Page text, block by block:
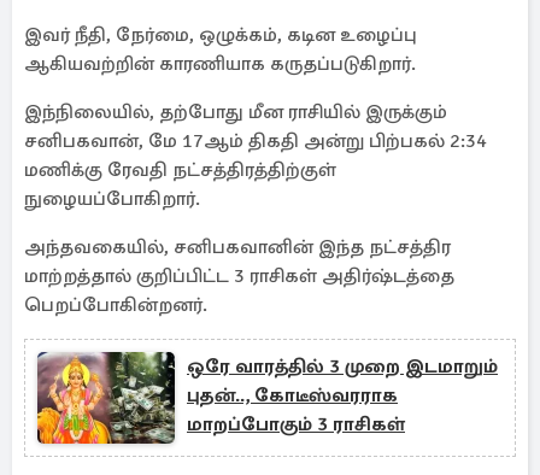
இவர் நீதி, நேர்மை, ஒழுக்கம், கடின உழைப்பு
ஆகியவற்றின் காரணியாக கருதப்படுகிறார்.
இந்நிலையில், தற்போது மீன ராசியில் இருக்கும்
சனிபகவான், மே 17ஆம் திகதி அன்று பிற்பகல் 2:34
மணிக்கு ரேவதி நட்சத்திரத்திற்குள்
நுழையப்போகிறார்.
அந்தவகையில், சனிபகவானின் இந்த நட்சத்திர
மாற்றத்தால் குறிப்பிட்ட 3 ராசிகள் அதிர்ஷ்டத்தை
பெறப்போகின்றனர்.
ஒரே வாரத்தில் 3 முறை இடமாறும்
புதன்.., கோடீஸ்வரராக
மாறப்போகும் 3 ராசிகள்